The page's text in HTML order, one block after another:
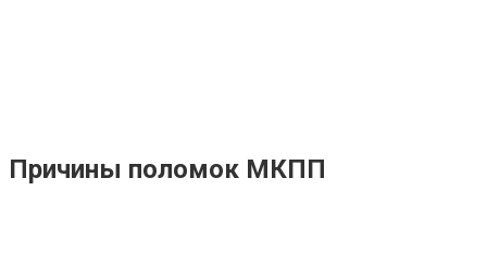
Причины поломок МКПП